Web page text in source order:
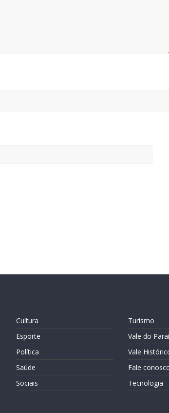
Cultura
Esporte
Política
Saúde
Sociais
Turismo
Vale do
Vale
Fale
Tecnologia